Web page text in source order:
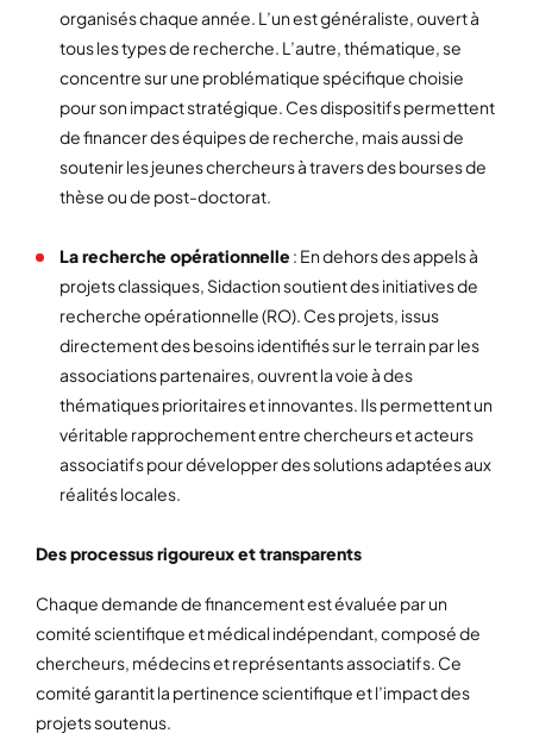
organisés chaque année. L’un est généraliste, ouvert à
tous les types de recherche. L’autre, thématique, se
concentre sur une problématique spécifique choisie
pour son impact stratégique. Ces dispositifs permettent
de financer des équipes de recherche, mais aussi de
soutenir les jeunes chercheurs à travers des bourses de
thèse ou de post-doctorat.
La recherche opérationnelle : En dehors des appels à
projets classiques, Sidaction soutient des initiatives de
recherche opérationnelle (RO). Ces projets, issus
directement des besoins identifiés sur le terrain par les
associations partenaires, ouvrent la voie à des
thématiques prioritaires et innovantes. Ils permettent un
véritable rapprochement entre chercheurs et acteurs
associatifs pour développer des solutions adaptées aux
réalités locales.
Des processus rigoureux et transparents
Chaque demande de financement est évaluée par un
comité scientifique et médical indépendant, composé de
chercheurs, médecins et représentants associatifs. Ce
comité garantit la pertinence scientifique et l’impact des
projets soutenus.